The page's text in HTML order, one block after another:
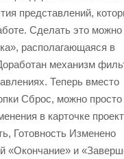
представлений,
Сделать это
располагающаяся в
механизм
Теперь вместо
Сброс, можно просто
в карточке
Готовность Изменено
«Окончание» и